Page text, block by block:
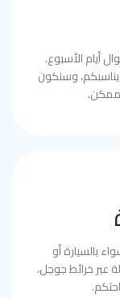
أيام الأسبوع.
وسنكون
ممكن.
بالسيارة أو
عبر خرائط جوجل،